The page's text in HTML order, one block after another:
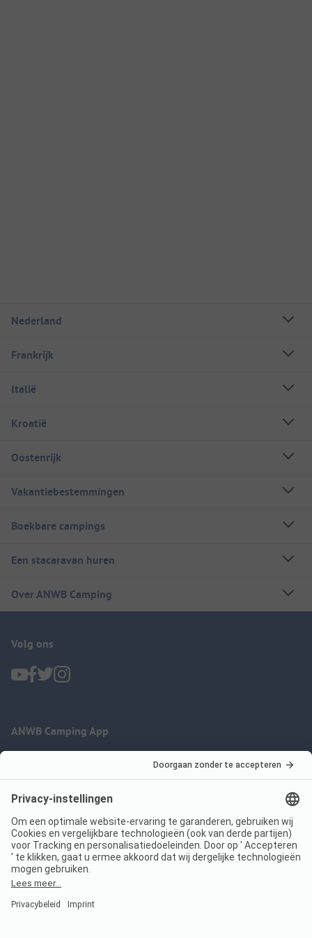
Nederland
Frankrijk
Italië
Kroatië
Oostenrijk
Vakantiebestemmingen
Boekbare campings
Een stacaravan huren
Over ANWB Camping
Volg ons
ANWB Camping App
Imprint
Jouw privacy
Voorwaarden
Wet digitale diensten